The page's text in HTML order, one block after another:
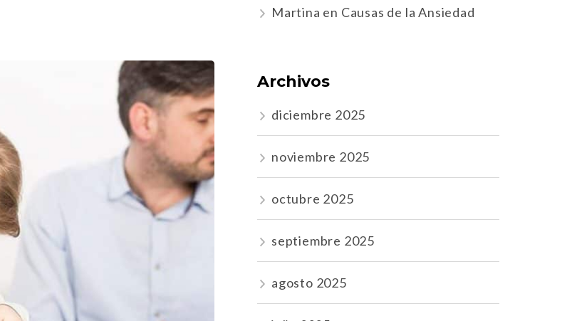
Martina en Causas de la Ansiedad
Archivos
diciembre 2025
noviembre 2025
octubre 2025
septiembre 2025
agosto 2025